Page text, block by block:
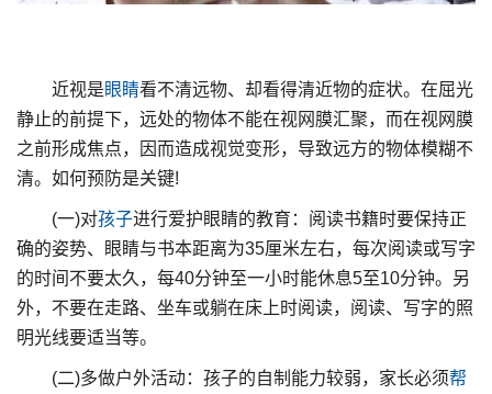
近视是眼睛看不清远物、却看得清近物的症状。在屈光
静止的前提下，远处的物体不能在视网膜汇聚，而在视网膜
之前形成焦点，因而造成视觉变形，导致远方的物体模糊不
清。如何预防是关键!
(一)对孩子进行爱护眼睛的教育：阅读书籍时要保持正
确的姿势、眼睛与书本距离为35厘米左右，每次阅读或写字
的时间不要太久，每40分钟至一小时能休息5至10分钟。另
外，不要在走路、坐车或躺在床上时阅读，阅读、写字的照
明光线要适当等。
(二)多做户外活动：孩子的自制能力较弱，家长必须帮